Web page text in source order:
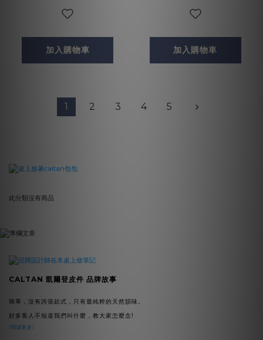
加入購物車 加入購物車
1 2 3 4 5
此分類沒有商品
CALTAN 凱爾登皮件 品牌故事
簡單，沒有誇張款式，只有最純粹的天然韻味。
好多客人不知道我們叫什麼，教大家怎麼念!
(閱讀更多)